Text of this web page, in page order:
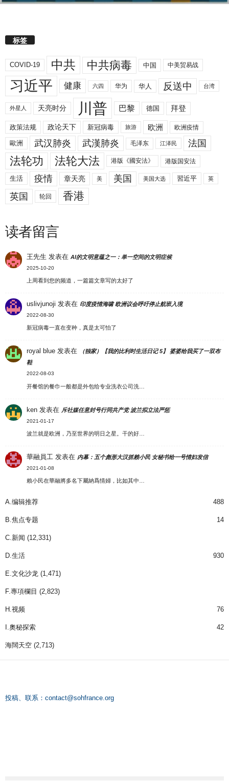
标签
COVID-19 中共 中共病毒 中国 中美贸易战
习近平 健康 六四 华为 华人 反送中 台湾
外星人 天亮时分 川普 巴黎 德国 拜登
政策法规 政论天下 新冠病毒 旅游 欧洲 欧洲疫情
歐洲 武汉肺炎 武漢肺炎 毛泽东 江泽民 法国
法轮功 法轮大法 港版《國安法》 港版国安法
生活 疫情 章天亮 美 美国 美国大选 習近平 英
英国 轮回 香港
读者留言
王先生 发表在AI的文明意蕴之一：单一空间的文明症候
2025-10-20
上周看到您的频道，一篇篇文章写的太好了
uslivjunoji 发表在 印度疫情海啸 欧洲议会呼吁停止航班入境
2022-08-30
新冠病毒一直在变种，真是太可怕了
royal blue 发表在
（独家）【我的比利时生活日记 5】 婆婆给我买了一双布
鞋
2022-08-03
开餐馆的餐巾一般都是外包给专业洗衣公司洗…
ken 发表在 斥社媒任意封号行同共产党 波兰拟立法严惩
2021-01-17
波兰就是欧洲，乃至世界的明日之星。干的好…
華融員工 发表在 内幕：五个彪形大汉抓赖小民 女秘书给一号情妇发信
2021-01-08
賴小民在華融將多名下屬納爲情婦，比如其中…
A.编辑推荐 488
B.焦点专题 14
C.新闻 (12,331)
D.生活 930
E.文化沙龙 (1,471)
F.專項欄目 (2,823)
H.视频 76
I.奧秘探索 42
海闊天空 (2,713)
投稿、联系： contact@sohfrance.org